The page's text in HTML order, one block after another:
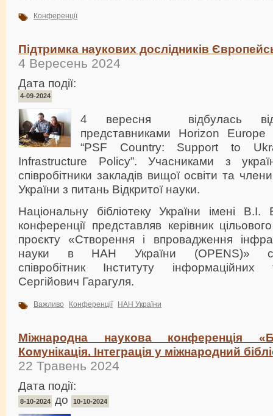
Конференції
Підтримка наукових дослідників
4 Вересень 2024
Дата події:
4-09-2024
4 вересня відбулась
представниками Horizon
“PSF Country: Support to
Infrastructure Policy”. Учасниками з
співробітники закладів вищої освіти та
України з питань Відкритої науки.
Національну бібліотеку України імені
конференції представляв керівник
проєкту «Створення і впровадження
науки в НАН України (OPENS)»
співробітник Інституту інформаційних
Сергійович Гарагуля.
Важливо Конференції НАН України
Міжнародна наукова конференція
Комунікація. Інтеграція у міжнародний
22 Травень 2024
Дата події:
8-10-2024 до 10-10-2024